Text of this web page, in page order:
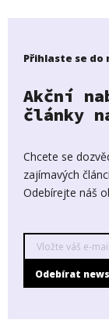
Přihlaste se
Akční
články
Chcete se
zajímavých
Odebírejte náš